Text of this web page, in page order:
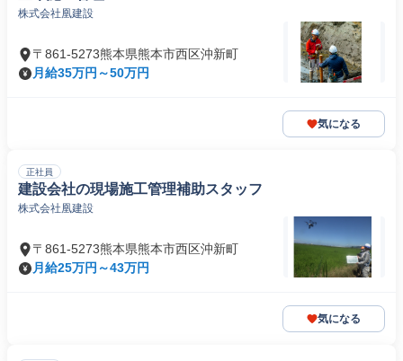
株式会社凰建設
〒861-5273熊本県熊本市西区沖新町
月給35万円～50万円
気になる
正社員
建設会社の現場施工管理補助スタッフ
株式会社凰建設
〒861-5273熊本県熊本市西区沖新町
月給25万円～43万円
気になる